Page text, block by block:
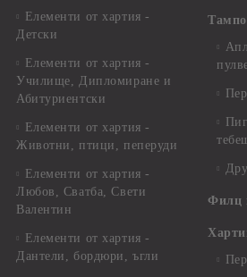
Елементи от хартия -
Детски
Елементи от хартия -
Училище, Дипломиране и
Абитуриентски
Елементи от хартия -
Животни, птици, пеперуди
Елементи от хартия -
Любов, Сватба, Свети
Валентин
Елементи от хартия -
Дантели, бордюри, ъгли
Филц